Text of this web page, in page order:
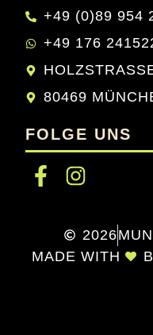
+49 (0)89 954
+49 176
HOLZSTRASSE
80469
FOLGE UNS
2026
MADE WITH